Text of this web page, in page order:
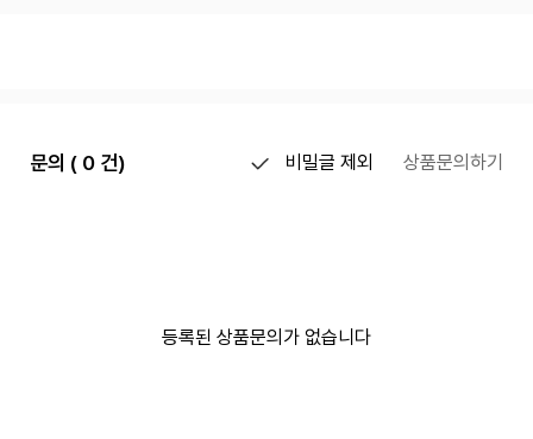
문의 ( 0 건) 비밀글 제외 상품문의하기
등록된 상품문의가 없습니다